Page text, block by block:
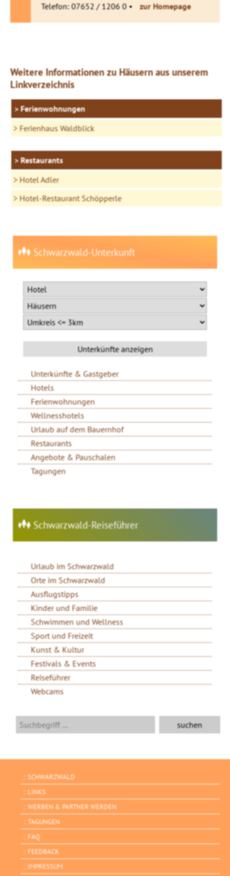
Telefon: 07652 / 1206 0 •
zur Homepage
Weitere Informationen zu Häusern aus unserem
Linkverzeichnis
Ferienwohnungen
Ferienhaus Waldblick
Restaurants
Hotel Adler
Hotel-Restaurant Schöpperle
Schwarzwald-Unterkunft
Unterkünfte & Gastgeber
Hotels
Ferienwohnungen
Wellnesshotels
Urlaub auf dem Bauernhof
Restaurants
Angebote & Pauschalen
Tagungen
Schwarzwald-Reiseführer
Urlaub im Schwarzwald
Orte im Schwarzwald
Ausflugstipps
Kinder und Familie
Schwimmen und Wellness
Sport und Freizeit
Kunst & Kultur
Festivals & Events
Reiseführer
Webcams
SCHWARZWALD
LINKS
WERBEN & PARTNER WERDEN
TAGUNGEN
FAQ
FEEDBACK
IMPRESSUM